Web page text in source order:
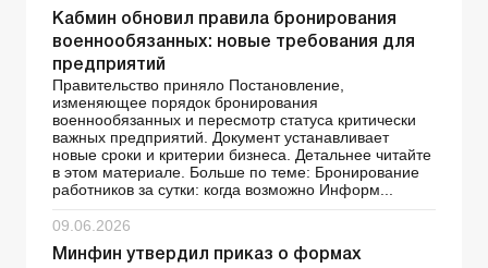
Кабмин обновил правила бронирования
военнообязанных: новые требования для
предприятий
Правительство приняло Постановление,
изменяющее порядок бронирования
военнообязанных и пересмотр статуса критически
важных предприятий. Документ устанавливает
новые сроки и критерии бизнеса. Детальнее читайте
в этом материале. Больше по теме: Бронирование
работников за сутки: когда возможно Информ...
09.06.2026
Минфин утвердил приказ о формах